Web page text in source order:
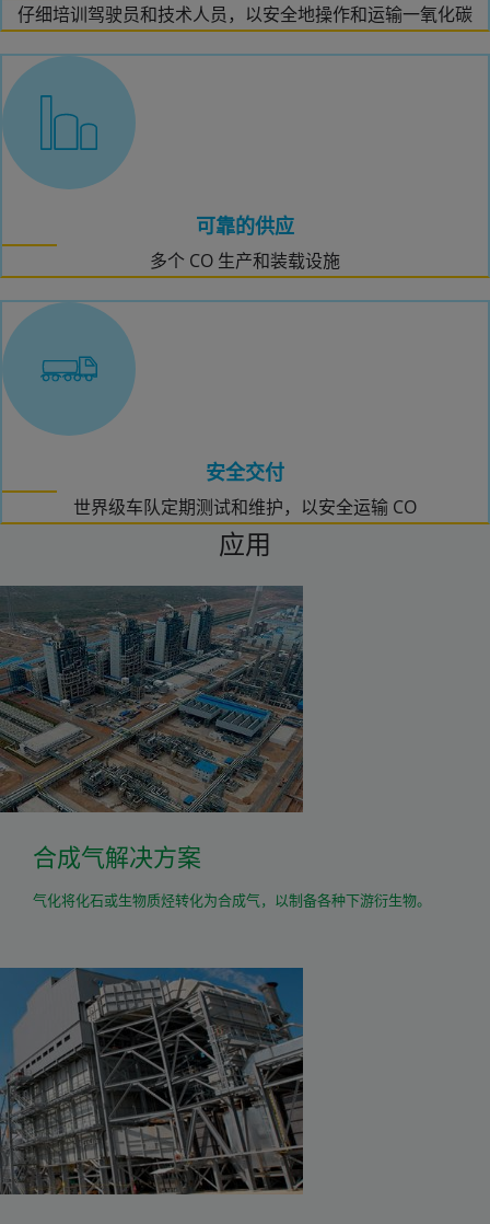
仔细培训驾驶员和技术人员，以安全地操作和运输一氧化碳
可靠的供应
多个 CO 生产和装载设施
安全交付
世界级车队定期测试和维护，以安全运输 CO
应用
合成气解决方案
气化将化石或生物质烃转化为合成气，以制备各种下游衍生物。